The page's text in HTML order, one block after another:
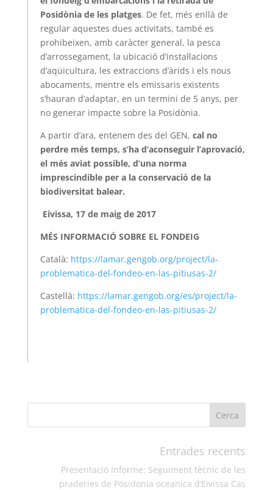
Posidònia de les platges. De fet, més enllà de
regular aquestes dues activitats, també es
prohibeixen, amb caràcter general, la pesca
d’arrossegament, la ubicació d’instal·lacions
d’aqüicultura, les extraccions d’àrids i els nous
abocaments, mentre els emissaris existents
s’hauran d’adaptar, en un termini de 5 anys, per
no generar impacte sobre la Posidònia.
A partir d’ara, entenem des del GEN, cal no
perdre més temps, s’ha d’aconseguir l’aprovació,
el més aviat possible, d’una norma
imprescindible per a la conservació de la
biodiversitat balear.
Eivissa, 17 de maig de 2017
MÉS INFORMACIÓ SOBRE EL FONDEIG
Català: https://lamar.gengob.org/project/la-
problematica-del-fondeo-en-las-pitiusas-2/
Castellà: https://lamar.gengob.org/es/project/la-
problematica-del-fondeo-en-las-pitiusas-2/
Entrades recents
Presentació Informe: Seguiment tècnic de les
praderies de Posidonia oceanica d’Eivissa Cas